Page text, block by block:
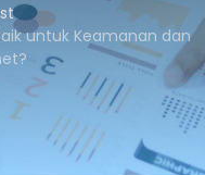
untuk Keamanan dan